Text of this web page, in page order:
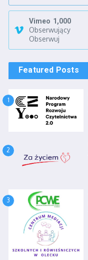
Vimeo 1,000
Obserwujący
Obserwuj
Featured Posts
1
2
3